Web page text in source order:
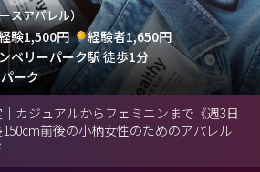
スアパレル）
験1,500円
経験者1,650円
ベリーパーク駅 徒歩1分
ーク
カジュアルからフェミニンまで《週3日
前後の小柄女性のためのアパレル